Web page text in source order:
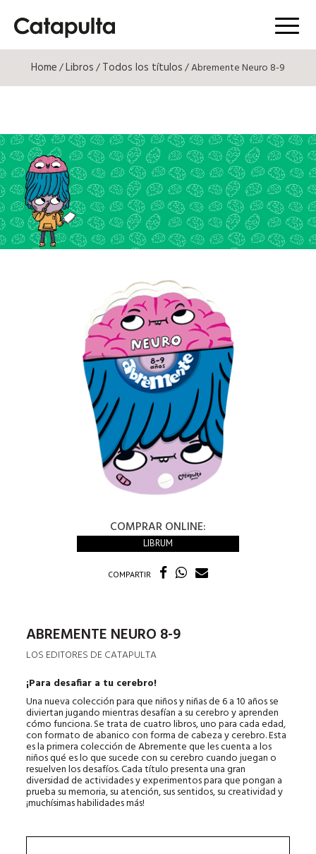
Menú
Home/Libros/Todos los títulos/ Abremente Neuro 8-9
COMPRAR ONLINE:
LIBRUM
COMPARTIR
ABREMENTE NEURO 8-9
LOS EDITORES DE CATAPULTA
¡Para desafiar a tu cerebro!
Una nueva colección para que niños y niñas de 6 a 10 años se
diviertan jugando mientras desafían a su cerebro y aprenden
cómo funciona. Se trata de cuatro libros, uno para cada edad,
con formato de abanico con forma de cabeza y cerebro. Esta
es la primera colección de Abremente que les cuenta a los
niños qué es lo que sucede con su cerebro cuando juegan o
resuelven los desafíos. Cada título presenta una gran
diversidad de actividades y experimentos para que pongan a
prueba su memoria, su atención, sus sentidos, su creatividad y
¡muchísimas habilidades más!